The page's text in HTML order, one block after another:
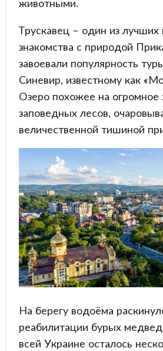
животными.
Трускавец – один из лучших
знакомства с природой
завоевали популярность
Синевир, известному как
Озеро похожее на огромное
заповедных лесов,
величественной тишиной
На берегу водоёма
реабилитации бурых
всей Украине осталось